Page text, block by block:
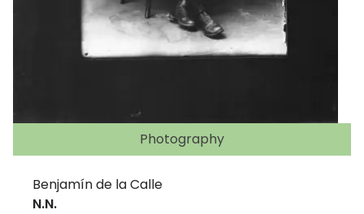
Photography
Benjamín de la Calle
N.N.